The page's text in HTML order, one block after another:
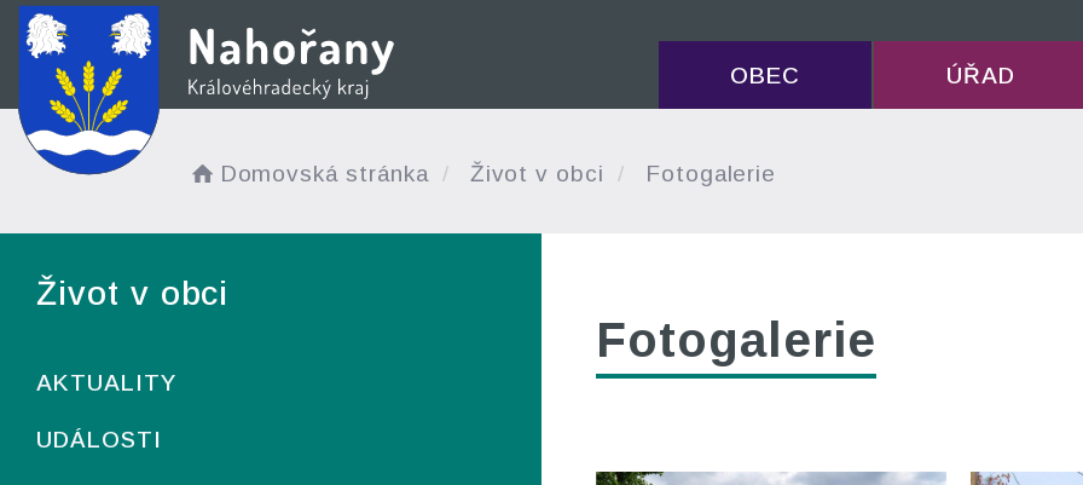
OBEC ÚŘAD
Domovská stránka Život v obci Fotogalerie
Život v obci
AKTUALITY
UDÁLOSTI
Fotogalerie